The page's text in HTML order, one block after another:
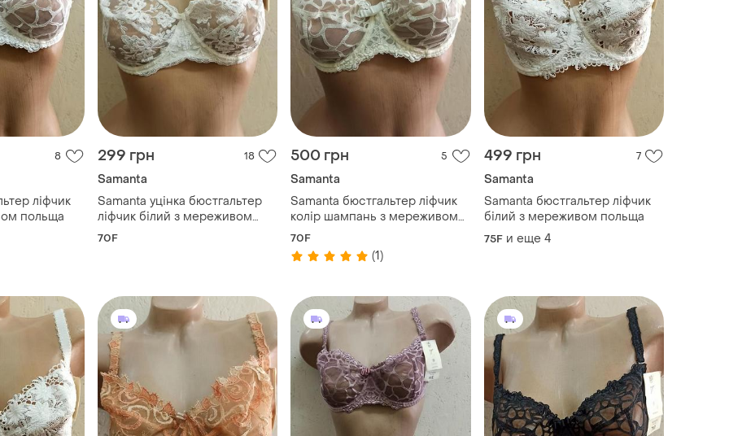
8
ліфчик
польща
299 грн 18
Samanta
Samanta уцінка бюстгальтер
ліфчик білий з мереживом
польща
70F
500 грн 5
Samanta
Samanta бюстгальтер ліфчик
колір шампань з мереживом
польща розмір 70f
70F
(1)
499 грн 7
Samanta
Samanta бюстгальтер ліфчик
білий з мереживом польща
75F и еще 4